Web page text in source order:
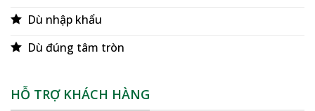
Dù nhập khẩu
Dù đúng tâm tròn
HỖ TRỢ KHÁCH HÀNG